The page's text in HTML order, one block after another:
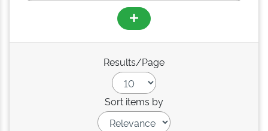
Results/Page
Sort items by